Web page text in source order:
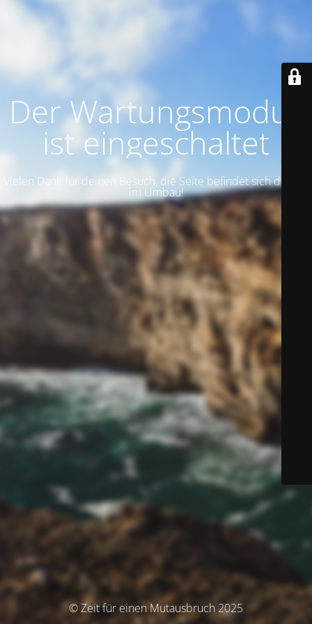
Der Wartungsmodus
ist eingeschaltet
Vielen Dank für deinen Besuch, die Seite befindet sich derzeit
im Umbau!
© Zeit für einen Mutausbruch 2025